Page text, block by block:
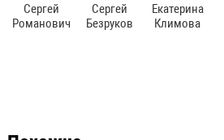
Сергей
Романович
Сергей
Безруков
Екатерина
Климова